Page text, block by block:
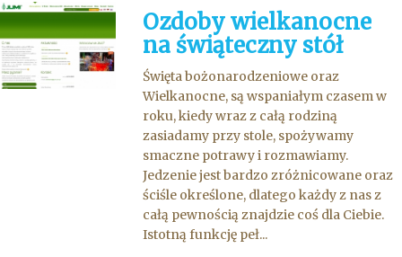
Ozdoby wielkanocne
na świąteczny stół
Święta bożonarodzeniowe oraz
Wielkanocne, są wspaniałym czasem w
roku, kiedy wraz z całą rodziną
zasiadamy przy stole, spożywamy
smaczne potrawy i rozmawiamy.
Jedzenie jest bardzo zróżnicowane oraz
ściśle określone, dlatego każdy z nas z
całą pewnością znajdzie coś dla Ciebie.
Istotną funkcję peł...